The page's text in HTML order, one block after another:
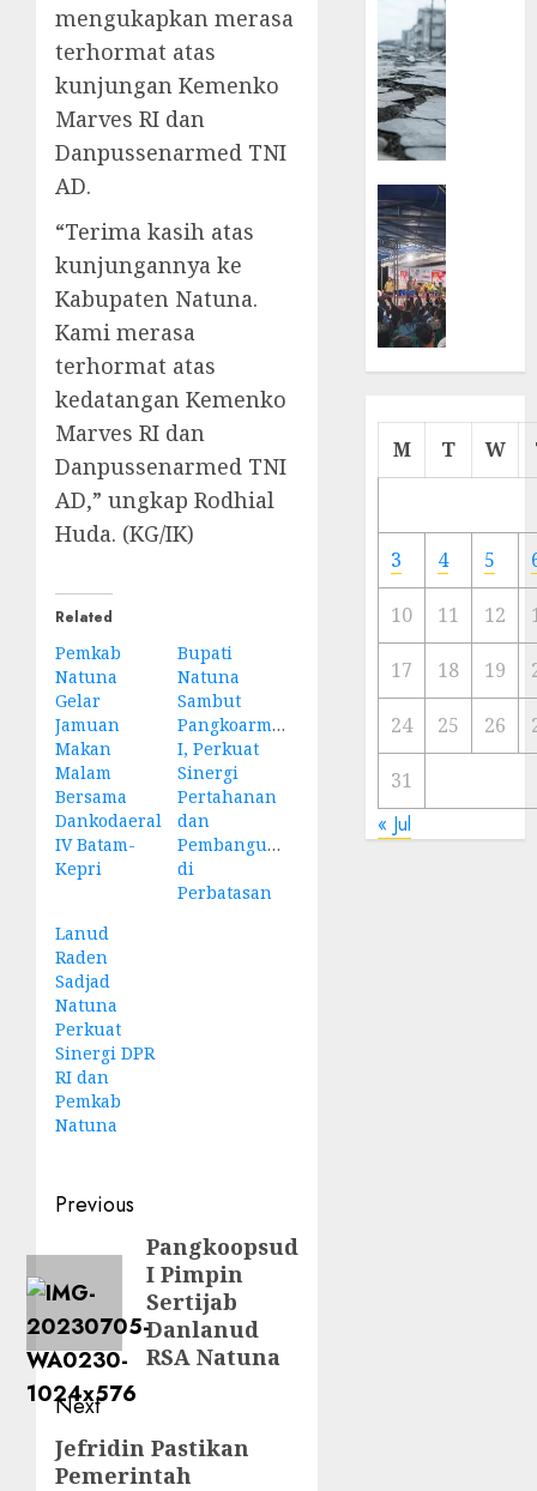
mengukapkan merasa
terhormat atas
kunjungan Kemenko
Marves RI dan
Danpussenarmed TNI
AD.
“Terima kasih atas
kunjungannya ke
Kabupaten Natuna.
Kami merasa
terhormat atas
kedatangan Kemenko
Marves RI dan
Danpussenarmed TNI
AD,” ungkap Rodhial
Huda. (KG/IK)
Related
Pemkab
Natuna
Gelar
Jamuan
Makan
Malam
Bersama
Dankodaeral
IV Batam-
Kepri
Bupati
Natuna
Sambut
Pangkoarmada
I, Perkuat
Sinergi
Pertahanan
dan
Pembangunan
di
Perbatasan
Lanud
Raden
Sadjad
Natuna
Perkuat
Sinergi DPR
RI dan
Pemkab
Natuna
Post
navigation
Previous
Previous
post:
Pangkoopsud
I Pimpin
Sertijab
Danlanud
RSA Natuna
Next
Next
post:
Jefridin Pastikan
Pemerintah
Cermin
Ibu
Kota
23/11/
M T W
3 4 5
10 11 12
17 18 19
24 25 26
31
« Jul